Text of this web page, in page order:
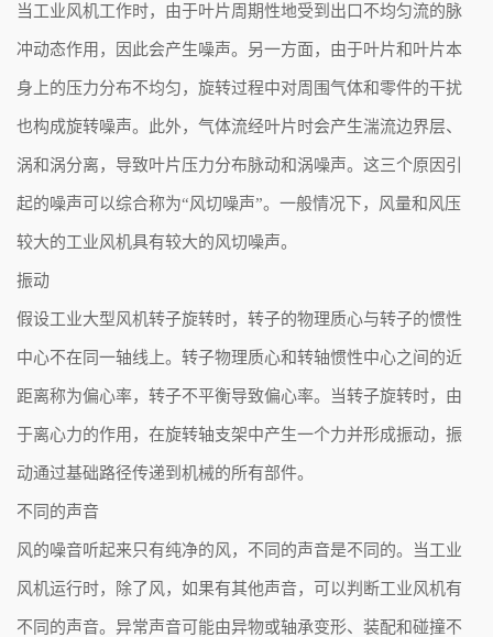
当工业风机工作时，由于叶片周期性地受到出口不均匀流的脉
冲动态作用，因此会产生噪声。另一方面，由于叶片和叶片本
身上的压力分布不均匀，旋转过程中对周围气体和零件的干扰
也构成旋转噪声。此外，气体流经叶片时会产生湍流边界层、
涡和涡分离，导致叶片压力分布脉动和涡噪声。这三个原因引
起的噪声可以综合称为“风切噪声”。一般情况下，风量和风压
较大的工业风机具有较大的风切噪声。
振动
假设工业大型风机转子旋转时，转子的物理质心与转子的惯性
中心不在同一轴线上。转子物理质心和转轴惯性中心之间的近
距离称为偏心率，转子不平衡导致偏心率。当转子旋转时，由
于离心力的作用，在旋转轴支架中产生一个力并形成振动，振
动通过基础路径传递到机械的所有部件。
不同的声音
风的噪音听起来只有纯净的风，不同的声音是不同的。当工业
风机运行时，除了风，如果有其他声音，可以判断工业风机有
不同的声音。异常声音可能由异物或轴承变形、装配和碰撞不